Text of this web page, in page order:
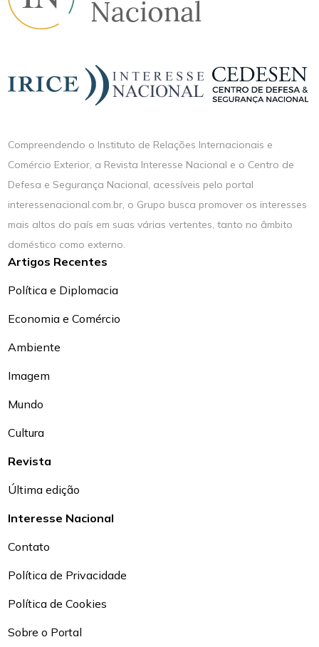
Compreendendo o Instituto de Relações Internacionais e
Comércio Exterior, a Revista Interesse Nacional e o Centro de
Defesa e Segurança Nacional, acessíveis pelo portal
interessenacional.com.br, o Grupo busca promover os interesses
mais altos do país em suas várias vertentes, tanto no âmbito
doméstico como externo.
Artigos Recentes
Política e Diplomacia
Economia e Comércio
Ambiente
Imagem
Mundo
Cultura
Revista
Última edição
Interesse Nacional
Contato
Política de Privacidade
Política de Cookies
Sobre o Portal